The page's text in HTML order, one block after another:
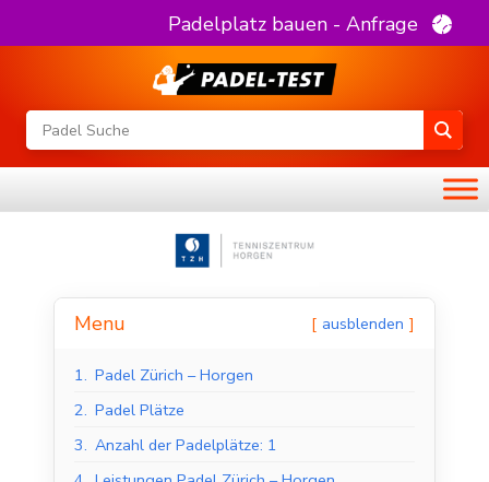
Padelplatz bauen - Anfrage
Menu ausblenden
1. Padel Zürich – Horgen
2. Padel Plätze
3. Anzahl der Padelplätze: 1